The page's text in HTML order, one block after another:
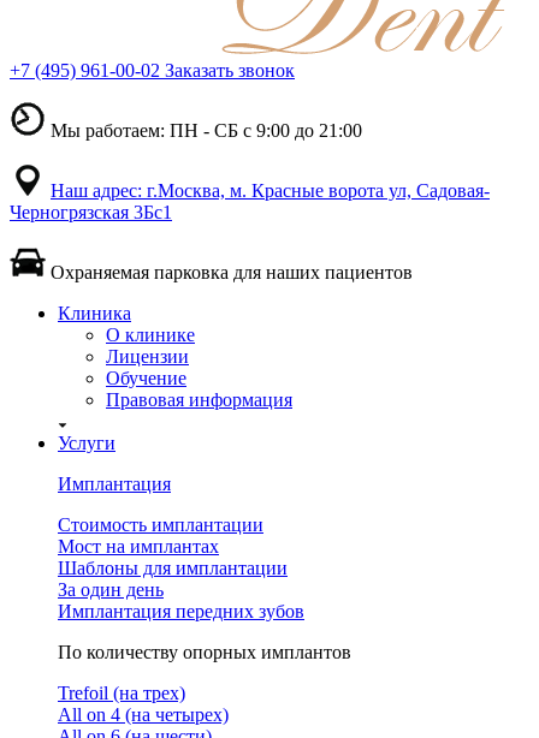
+7 (495) 961-00-02 Заказать звонок
Мы работаем: ПН - СБ с 9:00 до 21:00
Наш адрес: г.Москва, м. Красные ворота ул, Садовая-
Черногрязская 3Бс1
Охраняемая парковка для наших пациентов
Клиника
О клинике
Лицензии
Обучение
Правовая информация
Услуги
Имплантация
Стоимость имплантации
Мост на имплантах
Шаблоны для имплантации
За один день
Имплантация передних зубов
По количеству опорных имплантов
Trefoil (на трех)
All on 4 (на четырех)